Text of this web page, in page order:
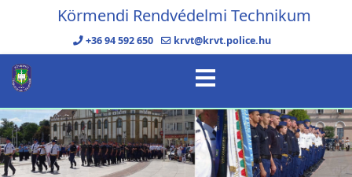
Körmendi Rendvédelmi Technikum
+36 94 592 650 krvt@krvt.police.hu